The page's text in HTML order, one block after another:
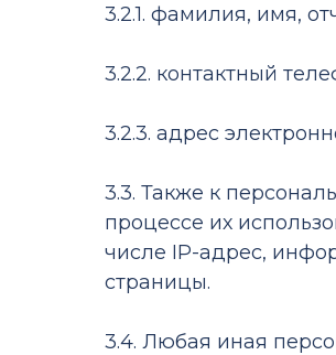
3.2.1. фамилия, имя,
3.2.2. контактный
3.2.3. адрес
3.3. Также к
процессе их
числе IP-адрес,
страницы.
3.4. Любая иная